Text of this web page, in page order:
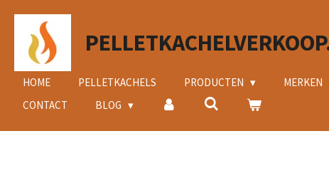
Ga
hoofdinhoud
HOME PELLETKACHELS PRODUCTEN MERKEN
CONTACT
BLOG